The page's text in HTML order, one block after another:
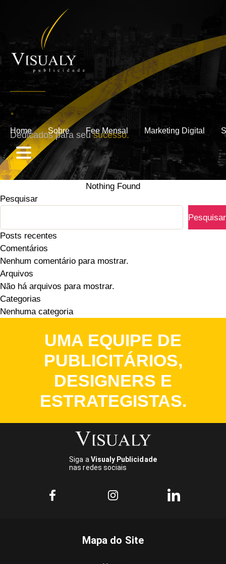
Home Sobre Fee Mensal Marketing Digital
.
Dedicados para seusucesso.
Nothing Found
Pesquisar
Pesquisar
Posts recentes
Comentários
Nenhum comentário para mostrar.
Arquivos
Não há arquivos para mostrar.
Categorias
Nenhuma categoria
UMA EQUIPE DE
PUBLICITÁRIOS,
DESIGNERS E
ESTRATEGISTAS.
Siga a Visualy Publicidade
nas redes sociais
Mapa do Site